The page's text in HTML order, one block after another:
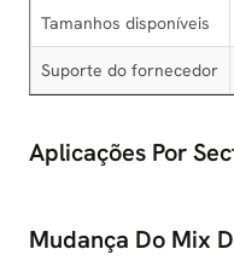
Tamanhos disponíveis
Suporte do fornecedor
Aplicações Por
Mudança Do Mix